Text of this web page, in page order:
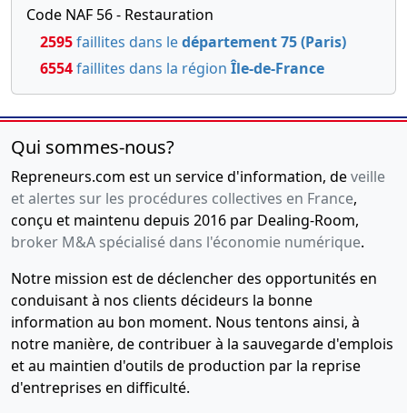
Code NAF 56 - Restauration
2595faillites dans ledépartement 75 (Paris)
6554faillites dans la région Île-de-France
Qui sommes-nous?
Repreneurs.com est un service d'information, deveille
et alertes sur les procédures collectives en France,
conçu et maintenu depuis 2016 par Dealing-Room,
broker M&A spécialisé dans l'économie numérique.
Notre mission est de déclencher des opportunités en
conduisant à nos clients décideurs la bonne
information au bon moment. Nous tentons ainsi, à
notre manière, de contribuer à la sauvegarde d'emplois
et au maintien d'outils de production par la reprise
d'entreprises en difficulté.